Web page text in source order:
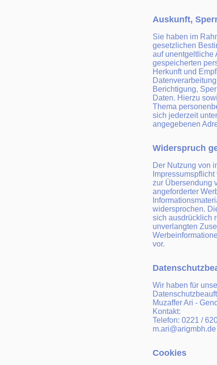
Auskunft,
Sie haben im
gesetzlichen
auf unentgeltliche
gespeicherten
Herkunft und
Berichtigung,
Daten. Hierzu
Thema
sich jederzeit
angegebenen
Widerspruch
Der Nutzung von
zur Übersendung
angeforderter
widersprochen.
sich ausdrücklich
unverlangten
vor.
Wir haben für
Muzaffer Ari -
Kontakt:
Telefon: 0221 /
m.ari@arigmbh.de
Cookies